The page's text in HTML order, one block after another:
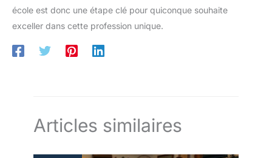
école est donc une étape clé pour quiconque souhaite
exceller dans cette profession unique.
Articles similaires